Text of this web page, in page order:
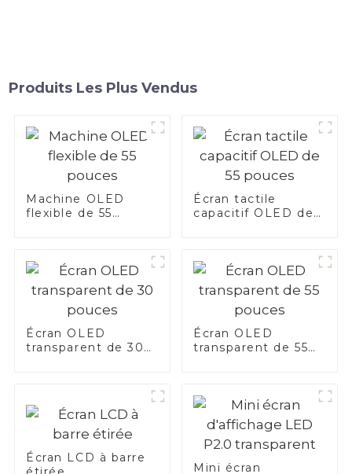
Produits Les Plus Vendus
Machine OLED
flexible de 55
Écran tactile
capacitif OLED de
Écran OLED
transparent de 30
Écran OLED
transparent de 55
Écran LCD à barre
Mini écran